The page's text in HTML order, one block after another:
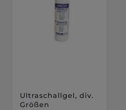
Ultraschallgel, div.
Größen